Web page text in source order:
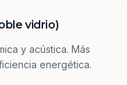
vidrio)
y acústica. Más
energética.